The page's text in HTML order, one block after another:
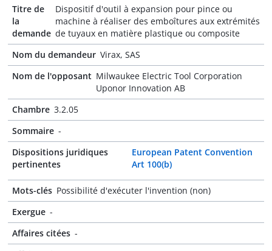
Titre de
la
demande
Dispositif d'outil à expansion pour pince ou
machine à réaliser des emboîtures aux extrémités
de tuyaux en matière plastique ou composite
Nom du demandeur Virax, SAS
Nom de l'opposant Milwaukee Electric Tool Corporation
Uponor Innovation AB
Chambre 3.2.05
Sommaire -
Dispositions juridiques
pertinentes
European Patent Convention
Art 100(b)
Mots-clés Possibilité d'exécuter l'invention (non)
Exergue -
Affaires citées -